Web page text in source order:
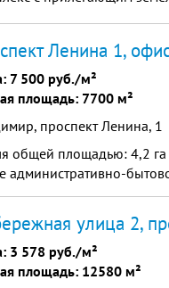
Ленина 1,
7 500 руб./м²
площадь: 7700 м²
проспект Ленина, 1
общей площадью: 4,2 га
административно-
улица 2,
3 578 руб./м²
площадь: 12580 м²